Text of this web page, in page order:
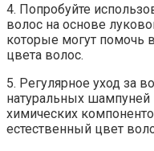
4. Попробуйте
волос на основе
которые могут помочь
цвета волос.
5. Регулярное уход за
натуральных
химических
естественный цвет